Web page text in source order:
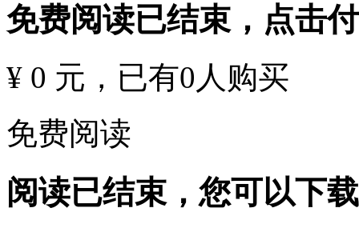
免费阅读已结束，点击
¥ 0 元 ，已有0 人购买
免费阅读
阅读已结束，您可以下